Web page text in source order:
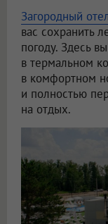
Загородный
вас сохранить
погоду. Здесь
в термальном
в комфортном
и полностью
на отдых.